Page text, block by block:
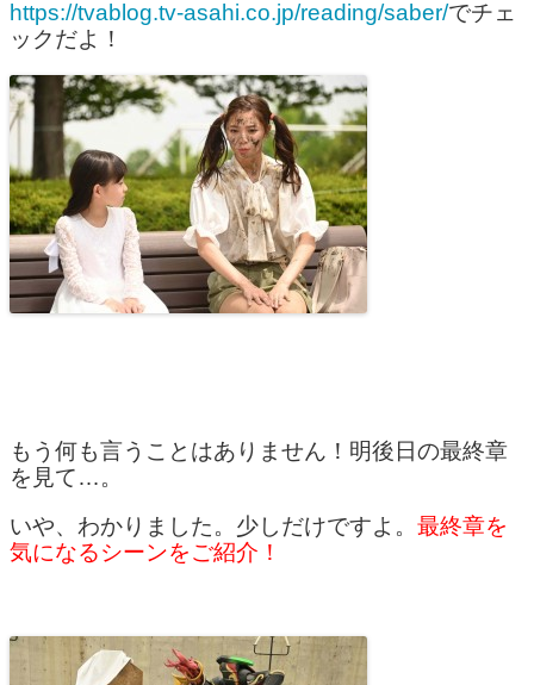
https://tvablog.tv-asahi.co.jp/reading/saber/でチェ
ックだよ！
もう何も言うことはありません！明後日の最終章
を見て…。
いや、わかりました。少しだけですよ。 最終章を
気になるシーンをご紹介！